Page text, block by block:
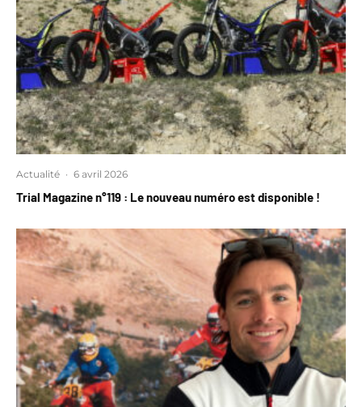
Actualité · 6 avril 2026
Trial Magazine n°119 : Le nouveau numéro est disponible !